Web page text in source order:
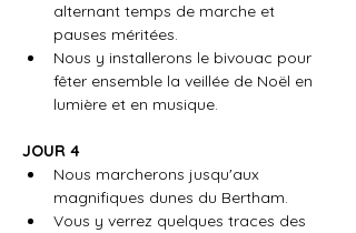
alternant temps de marche et
pauses méritées.
Nous y installerons le bivouac pour
fêter ensemble la veillée de Noël en
lumière et en musique.
JOUR 4
Nous marcherons jusqu'aux
magnifiques dunes du Bertham.
Vous y verrez quelques traces des